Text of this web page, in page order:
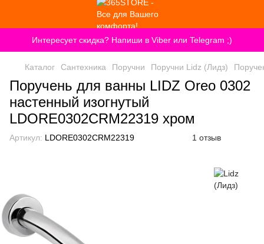
Интересует скидка? Напиши в Viber или Telegram ;)
Каталог Сантехника Поручни Поручни Lidz (Лидз)
Поручень для ванны LIDZ Oreo 0302
настенный изогнутый
LDORE0302CRM22319 хром
Артикул: LDORE0302CRM22319 1 отзыв